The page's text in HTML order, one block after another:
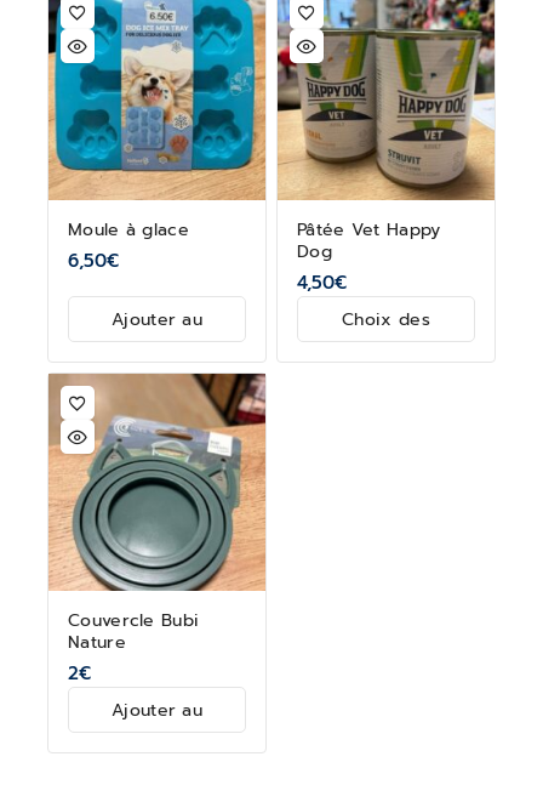
Moule à glace
6,50€
Ajouter au
Pâtée Vet Happy
Dog
4,50€
Choix des
Couvercle Bubi
Nature
2€
Ajouter au